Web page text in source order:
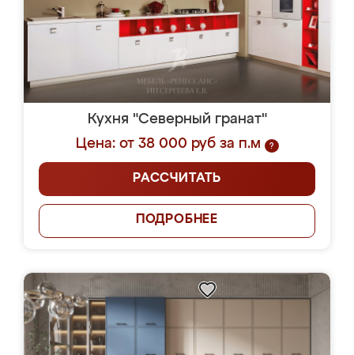
Кухня "Северный гранат"
Цена: от 38 000 руб за п.м
?
РАССЧИТАТЬ
ПОДРОБНЕЕ